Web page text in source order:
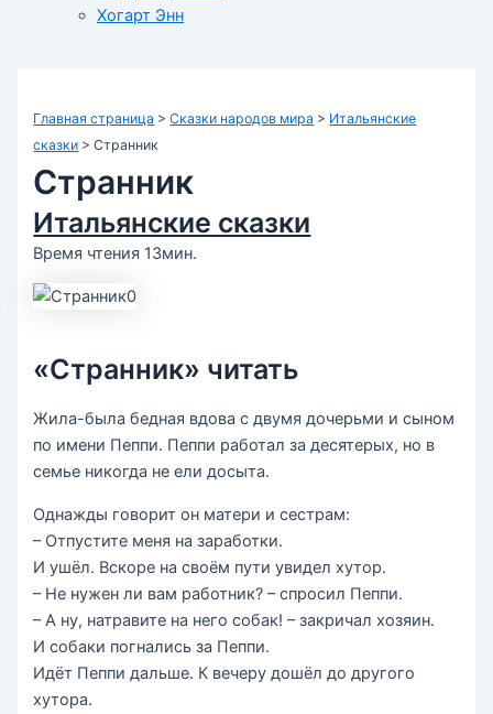
Хогарт Энн
Главная страница >Сказки народов мира > Итальянские
сказки >Странник
Странник
Итальянские сказки
Время чтения 13мин.
«Странник» читать
Жила-была бедная вдова с двумя дочерьми и сыном
по имени Пеппи. Пеппи работал за десятерых, но в
семье никогда не ели досыта.
Однажды говорит он матери и сестрам:
– Отпустите меня на заработки.
И ушёл. Вскоре на своём пути увидел хутор.
– Не нужен ли вам работник? – спросил Пеппи.
– А ну, натравите на него собак! – закричал хозяин.
И собаки погнались за Пеппи.
Идёт Пеппи дальше. К вечеру дошёл до другого
хутора.